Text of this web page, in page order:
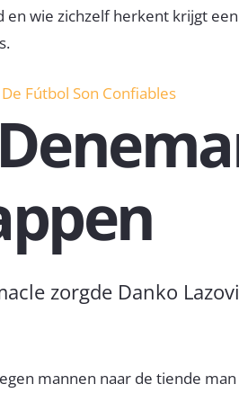
wie zichzelf herkent krijgt
Fútbol Son Confiables
zorgde Danko
mannen naar de tiende